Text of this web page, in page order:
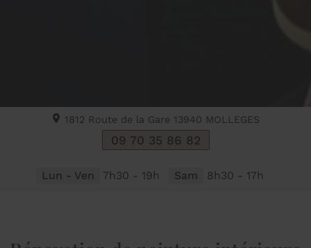
1812 Route de la Gare 13940 MOLLEGES
09 70 35 86 82
Lun - Ven 7h30 - 19h Sam 8h30 - 17h